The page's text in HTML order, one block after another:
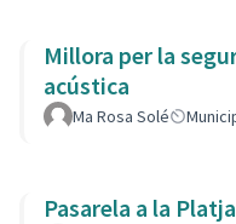
Millora per la
acústica
Ma Rosa Solé
Pasarela a la Platja